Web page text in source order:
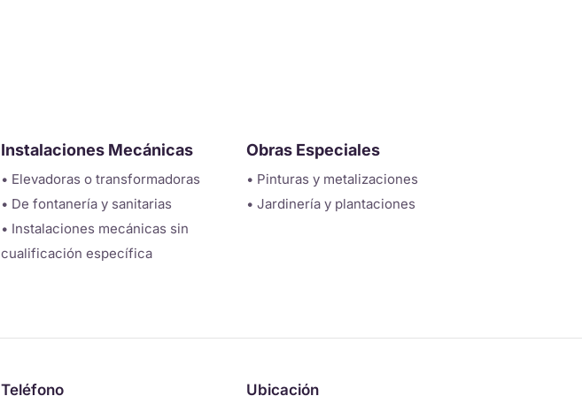
Instalaciones Mecánicas
• Elevadoras o transformadoras
• De fontanería y sanitarias
• Instalaciones mecánicas sin
cualificación específica
Obras Especiales
• Pinturas y metalizaciones
• Jardinería y plantaciones
Teléfono Ubicación